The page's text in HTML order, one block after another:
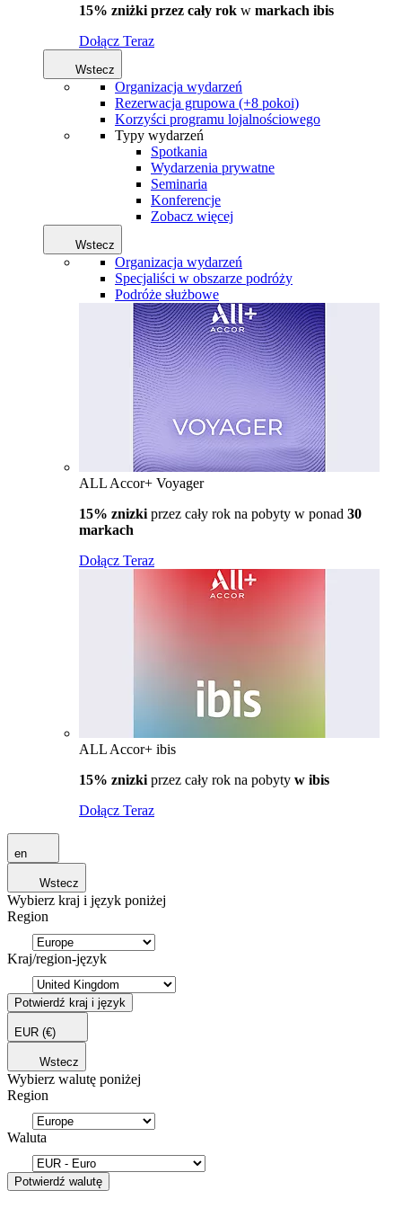
15% zniżki przez cały rok w markach ibis
Dołącz Teraz
Wstecz
Organizacja wydarzeń
Rezerwacja grupowa (+8 pokoi)
Korzyści programu lojalnościowego
Typy wydarzeń
Spotkania
Wydarzenia prywatne
Seminaria
Konferencje
Zobacz więcej
Wstecz
Organizacja wydarzeń
Specjaliści w obszarze podróży
Podróże służbowe
ALL Accor+ Voyager
15% znizki przez cały rok na pobyty w ponad 30
markach
Dołącz Teraz
ALL Accor+ ibis
15% znizki przez cały rok na pobyty w ibis
Dołącz Teraz
en
Wstecz
Wybierz kraj i język poniżej
Region
Kraj/region-język
Potwierdź kraj i język
EUR (€)
Wstecz
Wybierz walutę poniżej
Region
Waluta
Potwierdź walutę